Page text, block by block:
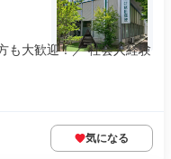
も大歓迎！／ 社会人経験
気になる